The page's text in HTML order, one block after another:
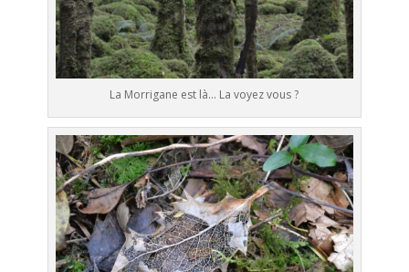
La Morrigane est là… La voyez vous ?